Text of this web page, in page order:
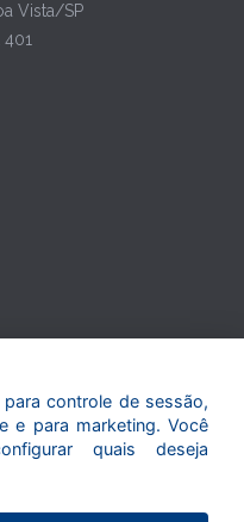
Vista/SP
401
controle de sessão,
e para marketing. Você
quais deseja